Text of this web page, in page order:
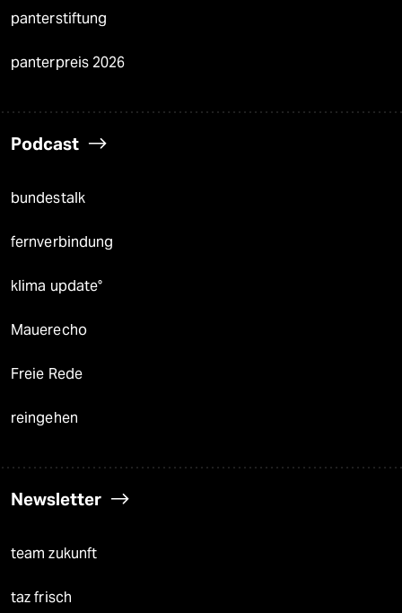
panterstiftung
panterpreis 2026
Podcast
bundestalk
fernverbindung
klima update°
Mauerecho
Freie Rede
reingehen
Newsletter
team zukunft
taz frisch